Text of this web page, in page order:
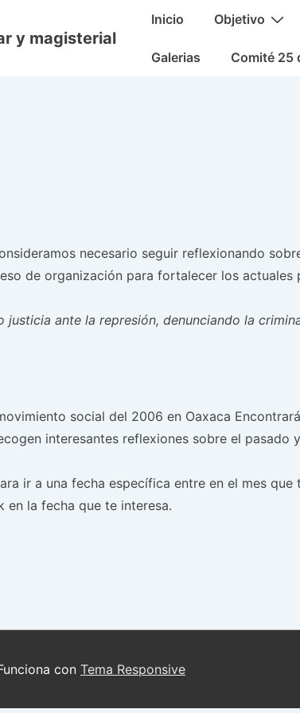
y magisterial
Navegación
Inicio Objetivo
Galerias Comité 25
necesario seguir reflexionando
de organización para fortalecer los actuales
ante la represión, denunciando la
social del 2006 en Oaxaca
interesantes reflexiones sobre el pasado
ir a una fecha específica entre en el mes
en la fecha que te interesa.
Funciona con Tema Responsive